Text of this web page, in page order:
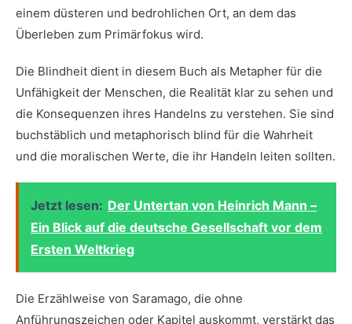
einem düsteren und bedrohlichen Ort, an dem ​das
Überleben zum Primärfokus wird.
Die Blindheit dient in diesem ⁢Buch als Metapher für ‌die
Unfähigkeit der Menschen, die Realität klar zu sehen und
die Konsequenzen ‍ihres Handelns​ zu verstehen. Sie sind
buchstäblich und metaphorisch blind für die ⁤Wahrheit
und​ die moralischen⁢ Werte, die ihr⁣ Handeln leiten sollten.
Jetzt lesen: Der Untertan von Heinrich Mann –
Ein Blick auf die deutsche Gesellschaft vor dem
Ersten Weltkrieg
Die Erzählweise von ⁢Saramago, die ohne
Anführungszeichen ⁤oder Kapitel auskommt, verstärkt das